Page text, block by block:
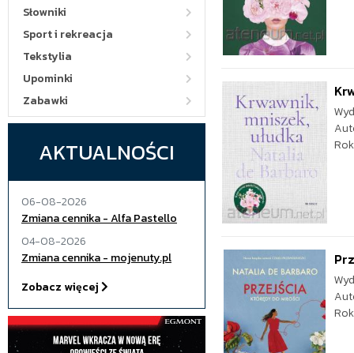
Słowniki
Sport i rekreacja
Tekstylia
Upominki
Zabawki
AKTUALNOŚCI
06-08-2026
Zmiana cennika - Alfa Pastello
04-08-2026
Zmiana cennika - mojenuty.pl
Zobacz więcej